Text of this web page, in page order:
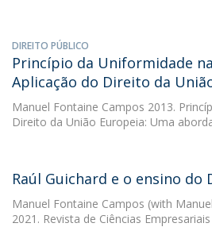
DIREITO PÚBLICO
Princípio da Uniformidade
Aplicação do Direito da
Manuel Fontaine Campos 2013.
Direito da União Europeia: Uma
Raúl Guichard e o ensino do
Manuel Fontaine Campos (with
2021. Revista de Ciências